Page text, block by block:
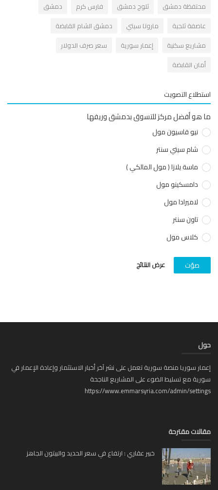
دمشق
ثلوج دمشق فارس كرم
دمشق
ثلجية
ماروتا سيتي
دمشق الشام القابضة
سكنية
إعمار سورية
سعر صرف الدولار
القابضة
التصويت
أفضل مركز للتسوق بدمشق وريفها
نيو قاسيون مول
شام سيتي سنتر
ماسة يلازا ( مول المالكي )
دامسكينو مول
لاميرادا مول
تاون سنتر
كلاس مول
عرض النتائج
سوريا منصة سورية تعمل على نشر آخر أخبار الاستثمار وإعادة الإعمار في
مع تسليط الضوء على المشاريع الناجحة
https://www.emmarsyria.com/admin/
مقترحة
خبير عقاري : ارتفاع في سعر الحديد والبيتون الجاهز